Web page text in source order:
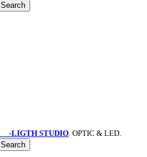
Search
-LIGTH STUDIO. OPTIC & LED.
Search